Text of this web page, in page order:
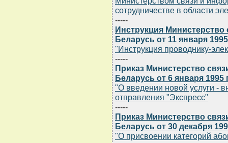
сотрудничестве в области
-----
Инструкция
Беларусь от 11 января 1995
"Инструкция проводнику-
-----
Приказ Министерство
Беларусь от 6 января 1995
"О введении новой услуги -
отправления "Экспресс"
-----
Приказ Министерство
Беларусь от 30 декабря
"О присвоении категорий